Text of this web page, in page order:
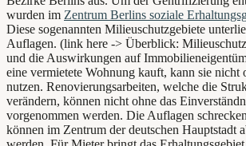
wurden im Zentrum Berlins soziale
Diese sogenannten Milieuschutzgebiete
Auflagen. (link here -> Überblick:
und die Auswirkungen auf
eine vermietete Wohnung kauft, kann sie nicht
nutzen. Renovierungsarbeiten, welche die
verändern, können nicht ohne das
vorgenommen werden. Die Auflagen
können im Zentrum der deutschen Hauptstadt